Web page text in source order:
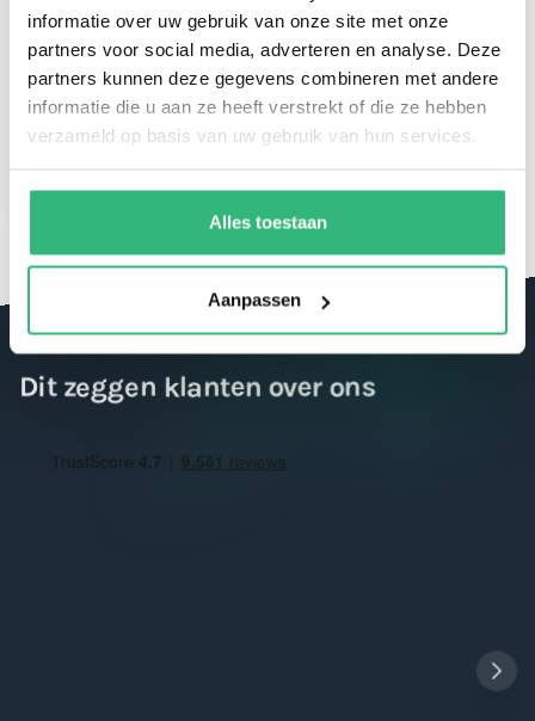
informatie over uw gebruik van onze site met onze
partners voor social media, adverteren en analyse. Deze
partners kunnen deze gegevens combineren met andere
informatie die u aan ze heeft verstrekt of die ze hebben
verzameld op basis van uw gebruik van hun services.
Alles toestaan
Aanpassen
Spaar voor korting en geniet van je
Dit zeggen klanten over ons